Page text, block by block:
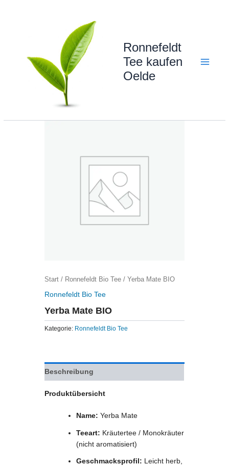
Ronnefeldt
Tee kaufen
Oelde
Start / Ronnefeldt Bio Tee / Yerba Mate BIO
Ronnefeldt Bio Tee
Yerba Mate BIO
Kategorie: Ronnefeldt Bio Tee
Beschreibung
Produktübersicht
Name: Yerba Mate
Teeart: Kräutertee / Monokräuter
(nicht aromatisiert)
Geschmacksprofil: Leicht herb,